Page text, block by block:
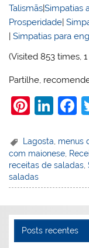
Talismãs|Simpatias
Prosperidade|
|Simpatias para
(Visited 853 times,
Partilhe,
Pi
er
e
st
Li
k
e
F
c
e
o
k
Lagosta menus
com maionese,
receitas de saladas,
saladas
Posts recentes